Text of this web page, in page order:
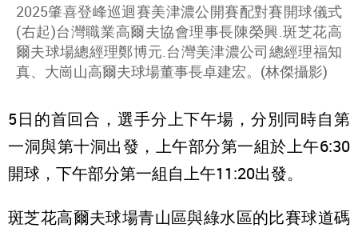
2025肇喜登峰巡迴賽美津濃公開賽配對賽開球儀式
(右起)台灣職業高爾夫協會理事長陳榮興.斑芝花高
爾夫球場總經理鄭博元.台灣美津濃公司總經理福知
真、大崗山高爾夫球場董事長卓建宏。(林傑攝影)
5日的首回合，選手分上下午場，分別同時自第
一洞與第十洞出發，上午部分第一組於上午6:30
開球，下午部分第一組自上午11:20出發。
斑芝花高爾夫球場青山區與綠水區的比賽球道碼